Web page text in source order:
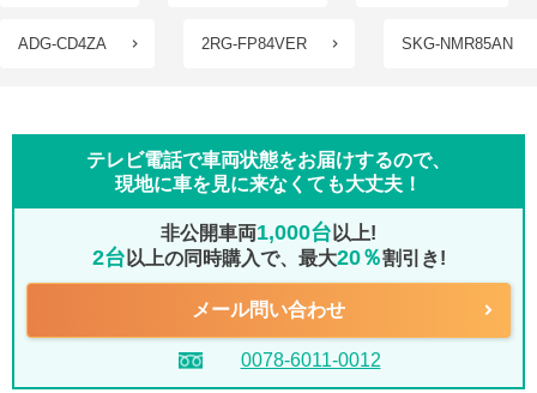
ADG-CD4ZA 2RG-FP84VER SKG-NMR85AN
テレビ電話で車両状態をお届けするので、
現地に車を見に来なくても大丈夫！
非公開車両1,000台 以上!
2台 以上の同時購入で、最大20％割引き!
メール問い合わせ
0078-6011-0012